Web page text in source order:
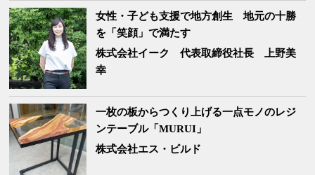
女性・子ども支援で地方創生 地元の十勝
を「笑顔」で満たす
株式会社イーク
代表取締役社長 上野美
幸
一枚の板からつくり上げる一点モノのレジ
ンテーブル「MURUI」
株式会社エス・ビルド